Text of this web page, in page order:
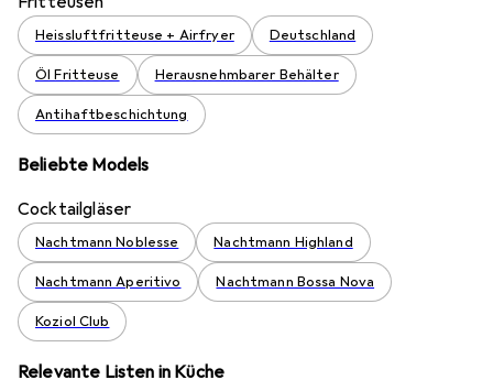
Heissluftfritteuse + Airfryer Deutschland
Öl Fritteuse Herausnehmbarer Behälter
Antihaftbeschichtung
Beliebte Models
Cocktailgläser
Nachtmann Noblesse Nachtmann Highland
Nachtmann Aperitivo Nachtmann Bossa Nova
Koziol Club
Relevante Listen in Küche